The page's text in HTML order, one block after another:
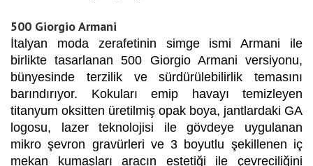
500 Giorgio Armani
İtalyan moda zerafetinin simge ismi Armani ile
birlikte tasarlanan 500 Giorgio Armani versiyonu,
bünyesinde terzilik ve sürdürülebilirlik temasını
barındırıyor. Kokuları emip havayı temizleyen
titanyum oksitten üretilmiş opak boya, jantlardaki GA
logosu, lazer teknolojisi ile gövdeye uygulanan
mikro şevron gravürleri ve 3 boyutlu şekillenen iç
mekan kumaşları aracın estetiği ile çevreciliğini